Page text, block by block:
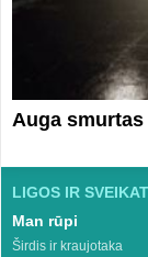
Auga
LIGOS IR
Man rūpi
Širdis ir kraujotaka